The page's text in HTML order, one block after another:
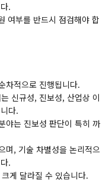
.
여부를 반드시 점검해야 합
차적으로 진행됩니다.
신규성, 진보성, 산업상 이
다.
야는 진보성 판단이 특히 까
며, 기술 차별성을 논리적으
.
게 달라질 수 있습니다.